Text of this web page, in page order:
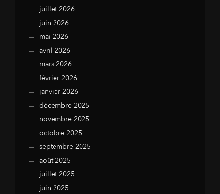
juillet 2026
juin 2026
mai 2026
avril 2026
mars 2026
février 2026
janvier 2026
décembre 2025
novembre 2025
octobre 2025
septembre 2025
août 2025
juillet 2025
juin 2025